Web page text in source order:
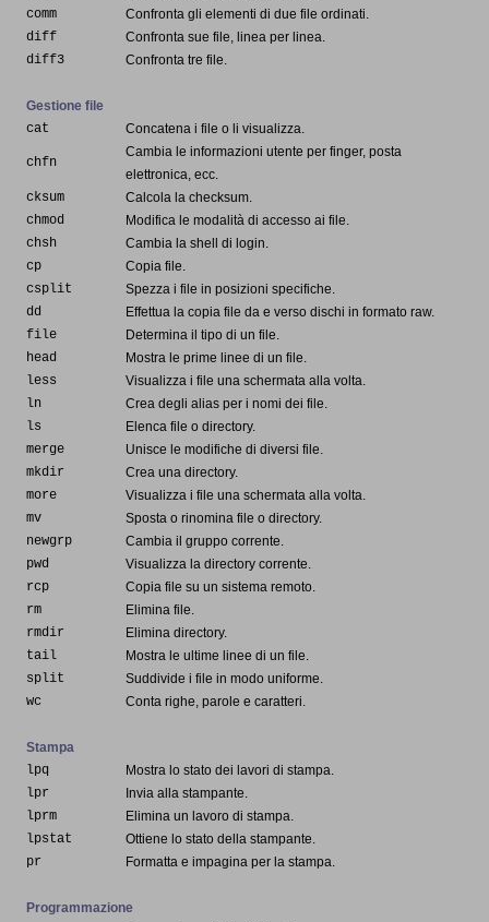
comm
Confronta gli elementi di due file ordinati.
diff
Confronta sue file, linea per linea.
diff3
Confronta tre file.
Gestione file
cat
Concatena i file o li visualizza.
chfn
Cambia le informazioni utente per finger, posta
elettronica, ecc.
cksum
Calcola la checksum.
chmod
Modifica le modalità di accesso ai file.
chsh
Cambia la shell di login.
cp
Copia file.
csplit
Spezza i file in posizioni specifiche.
dd
Effettua la copia file da e verso dischi in formato raw.
file
Determina il tipo di un file.
head
Mostra le prime linee di un file.
less
Visualizza i file una schermata alla volta.
ln
Crea degli alias per i nomi dei file.
ls
Elenca file o directory.
merge
Unisce le modifiche di diversi file.
mkdir
Crea una directory.
more
Visualizza i file una schermata alla volta.
mv
Sposta o rinomina file o directory.
newgrp
Cambia il gruppo corrente.
pwd
Visualizza la directory corrente.
rcp
Copia file su un sistema remoto.
rm
Elimina file.
rmdir
Elimina directory.
tail
Mostra le ultime linee di un file.
split
Suddivide i file in modo uniforme.
wc
Conta righe, parole e caratteri.
Stampa
lpq
Mostra lo stato dei lavori di stampa.
lpr
Invia alla stampante.
lprm
Elimina un lavoro di stampa.
lpstat
Ottiene lo stato della stampante.
pr
Formatta e impagina per la stampa.
Programmazione